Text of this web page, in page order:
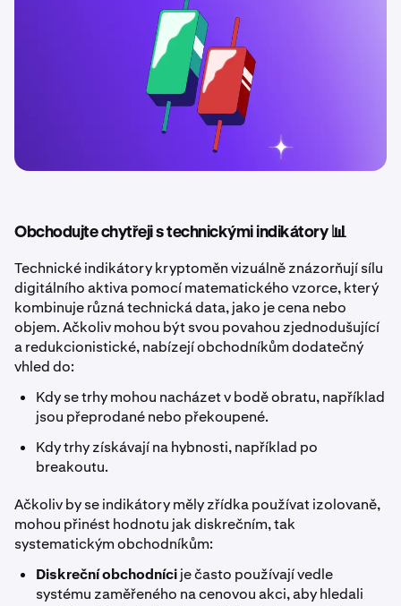
Obchodujte chytřeji s technickými indikátory 📊
Technické indikátory kryptoměn vizuálně znázorňují sílu
digitálního aktiva pomocí matematického vzorce, který
kombinuje různá technická data, jako je cena nebo
objem. Ačkoliv mohou být svou povahou zjednodušující
a redukcionistické, nabízejí obchodníkům dodatečný
vhled do:
Kdy se trhy mohou nacházet v bodě obratu, například
jsou přeprodané nebo překoupené.
Kdy trhy získávají na hybnosti, například po
breakoutu.
Ačkoliv by se indikátory měly zřídka používat izolovaně,
mohou přinést hodnotu jak diskrečním, tak
systematickým obchodníkům:
Diskreční obchodnícije často používají vedle
systému zaměřeného na cenovou akci, aby hledali